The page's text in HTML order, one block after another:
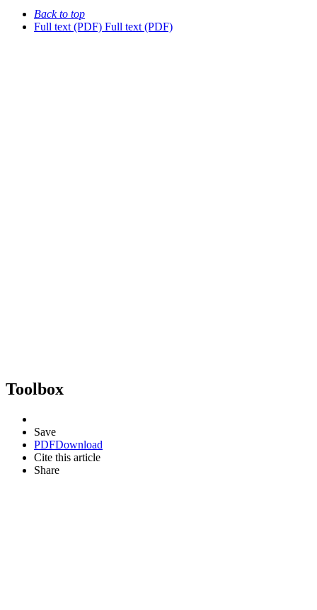
Back to top
Full text (PDF) Full text (PDF)
Toolbox
Save
PDFDownload
Cite this article
Share